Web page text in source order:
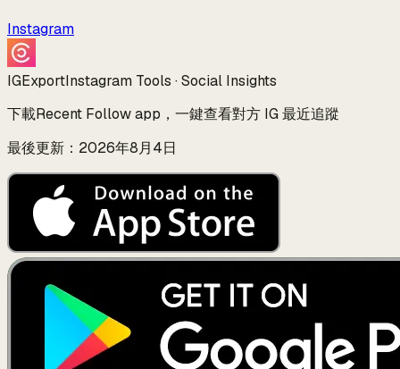
Instagram
IGExportInstagram Tools · Social Insights
下載Recent Follow app，一鍵查看對方 IG 最近追蹤
最後更新：2026年8月4日